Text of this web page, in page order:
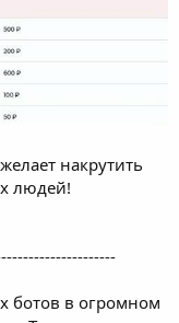
накрутить
людей!
ботов в огромном